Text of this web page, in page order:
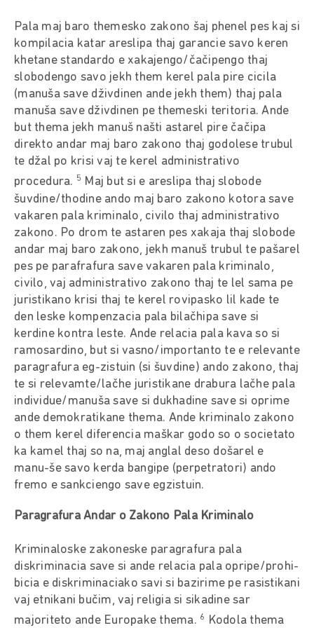
Pala maj baro themesko zakono šaj phenel pes kaj si
kompilacia katar areslipa thaj garancie savo keren
khetane standardo e xakajengo/čačipengo thaj
slobodengo savo jekh them kerel pala pire cicila
(manuša save dživdinen ande jekh them) thaj pala
manuša save dživdinen pe themeski teritoria. Ande
but thema jekh manuš našti astarel pire čačipa
direkto andar maj baro zakono thaj godolese trubul
te džal po krisi vaj te kerel administrativo
procedura. 5 Maj but si e areslipa thaj slobode
šuvdine/thodine ando maj baro zakono kotora save
vakaren pala kriminalo, civilo thaj administrativo
zakono. Po drom te astaren pes xakaja thaj slobode
andar maj baro zakono, jekh manuš trubul te pašarel
pes pe parafrafura save vakaren pala kriminalo,
civilo, vaj administrativo zakono thaj te lel sama pe
juristikano krisi thaj te kerel rovipasko lil kade te
den leske kompenzacia pala bilačhipa save si
kerdine kontra leste. Ande relacia pala kava so si
ramosardino, but si vasno/importanto te e relevante
paragrafura eg-zistuin (si šuvdine) ando zakono, thaj
te si relevamte/lačhe juristikane drabura lačhe pala
individue/manuša save si dukhadine save si oprime
ande demokratikane thema. Ande kriminalo zakono
o them kerel diferencia maškar godo so o societato
ka kamel thaj so na, maj anglal deso došarel e
manu-še savo kerda bangipe (perpetratori) ando
fremo e sankciengo save egzistuin.
Paragrafura Andar o Zakono Pala Kriminalo
Kriminaloske zakoneske paragrafura pala
diskriminacia save si ande relacia pala opripe/prohi-
bicia e diskriminaciako savi si bazirime pe rasistikani
vaj etnikani bučim, vaj religia si sikadine sar
majoriteto ande Europake thema. 6
Kodola thema